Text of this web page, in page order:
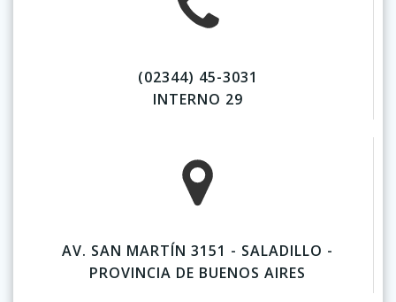
(02344) 45-3031
INTERNO 29
AV. SAN MARTÍN 3151 - SALADILLO -
PROVINCIA DE BUENOS AIRES